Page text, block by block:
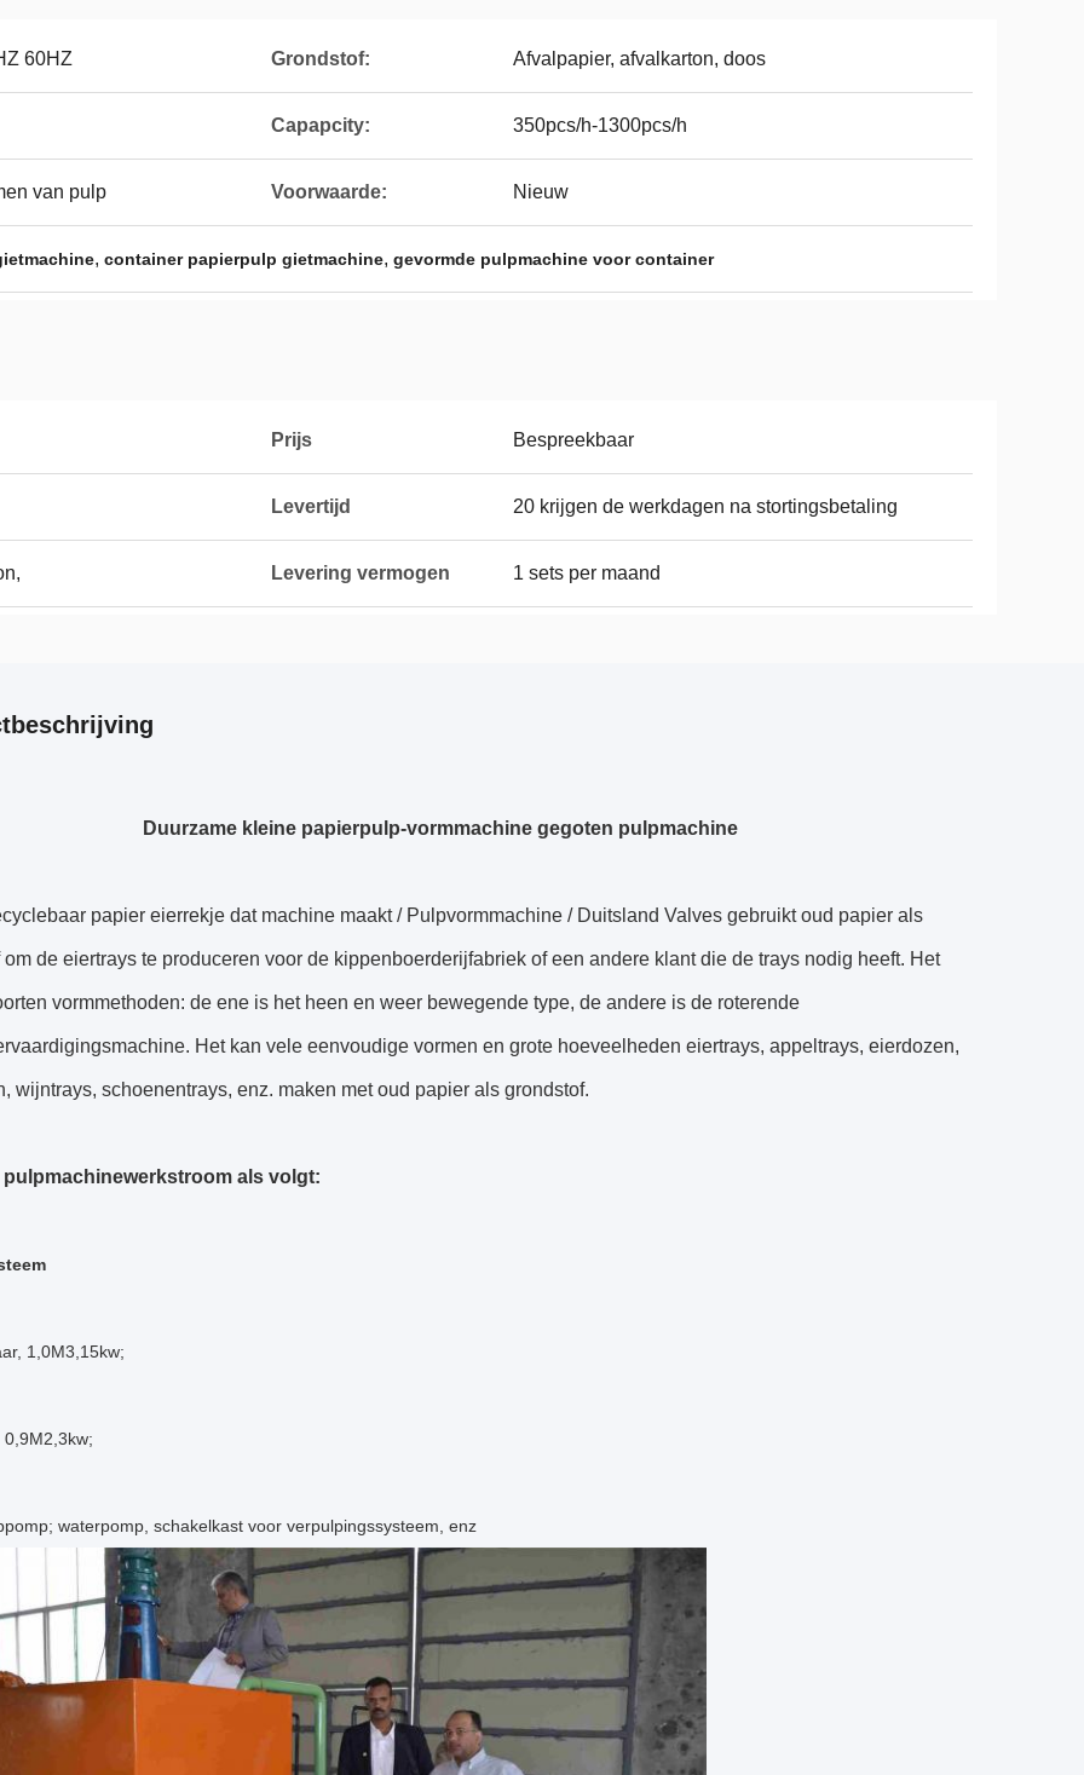
60HZ Grondstof: Afvalpapier, afvalkarton, doos
Capapcity: 350pcs/h-1300pcs/h
van pulp Voorwaarde: Nieuw
, container papierpulp gietmachine, gevormde pulpmachine voor container
Prijs Bespreekbaar
Levertijd 20 krijgen de werkdagen na stortingsbetaling
Levering vermogen 1 sets per maand
Duurzame kleine papierpulp-vormmachine gegoten pulpmachine
papier eierrekje dat machine maakt / Pulpvormmachine / Duitsland Valves gebruikt oud papier als
om de eiertrays te produceren voor de kippenboerderijfabriek of een andere klant die de trays nodig heeft. Het
vormmethoden: de ene is het heen en weer bewegende type, de andere is de roterende
Het kan vele eenvoudige vormen en grote hoeveelheden eiertrays, appeltrays, eierdozen,
wijntrays, schoenentrays, enz. maken met oud papier als grondstof.
pulpmachinewerkstroom als volgt:
1,0M3,15kw;
waterpomp, schakelkast voor verpulpingssysteem, enz